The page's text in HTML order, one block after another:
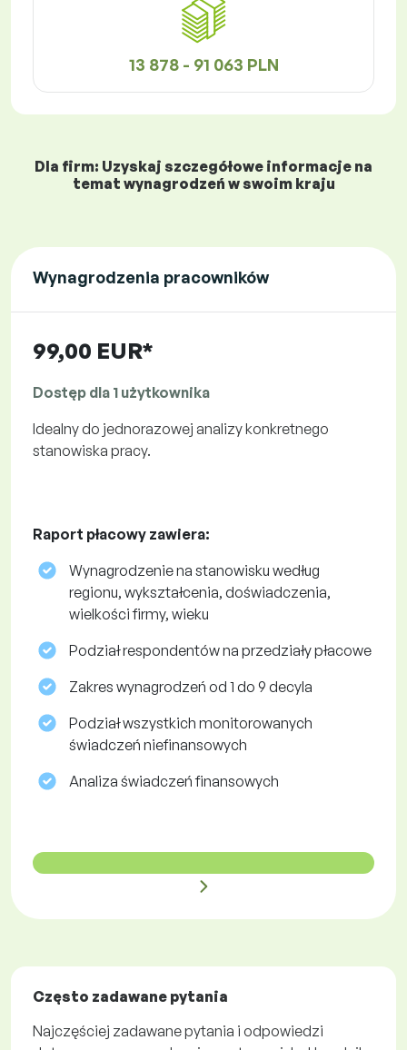
13 878 - 91 063 PLN
Dla firm: Uzyskaj szczegółowe informacje na
temat wynagrodzeń w swoim kraju
Wynagrodzenia pracowników
99,00 EUR*
Dostęp dla 1 użytkownika
Idealny do jednorazowej analizy konkretnego
stanowiska pracy.
Raport płacowy zawiera:
Wynagrodzenie na stanowisku według
regionu, wykształcenia, doświadczenia,
wielkości firmy, wieku
Podział respondentów na przedziały płacowe
Zakres wynagrodzeń od 1 do 9 decyla
Podział wszystkich monitorowanych
świadczeń niefinansowych
Analiza świadczeń finansowych
Często zadawane pytania
Najczęściej zadawane pytania i odpowiedzi